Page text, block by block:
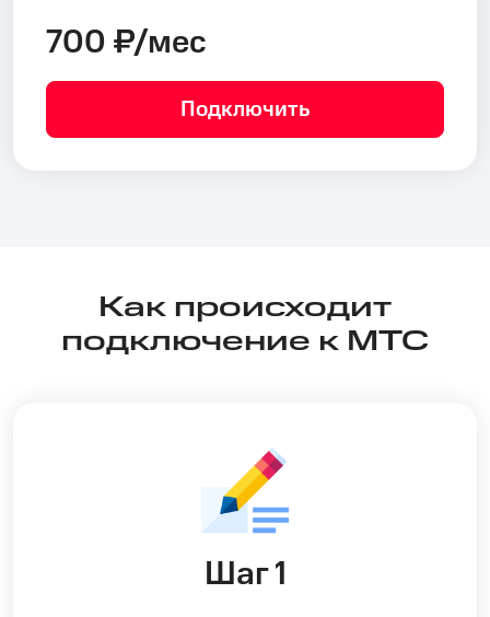
700 ₽/мес
Подключить
Как происходит
подключение к МТС
Шаг 1